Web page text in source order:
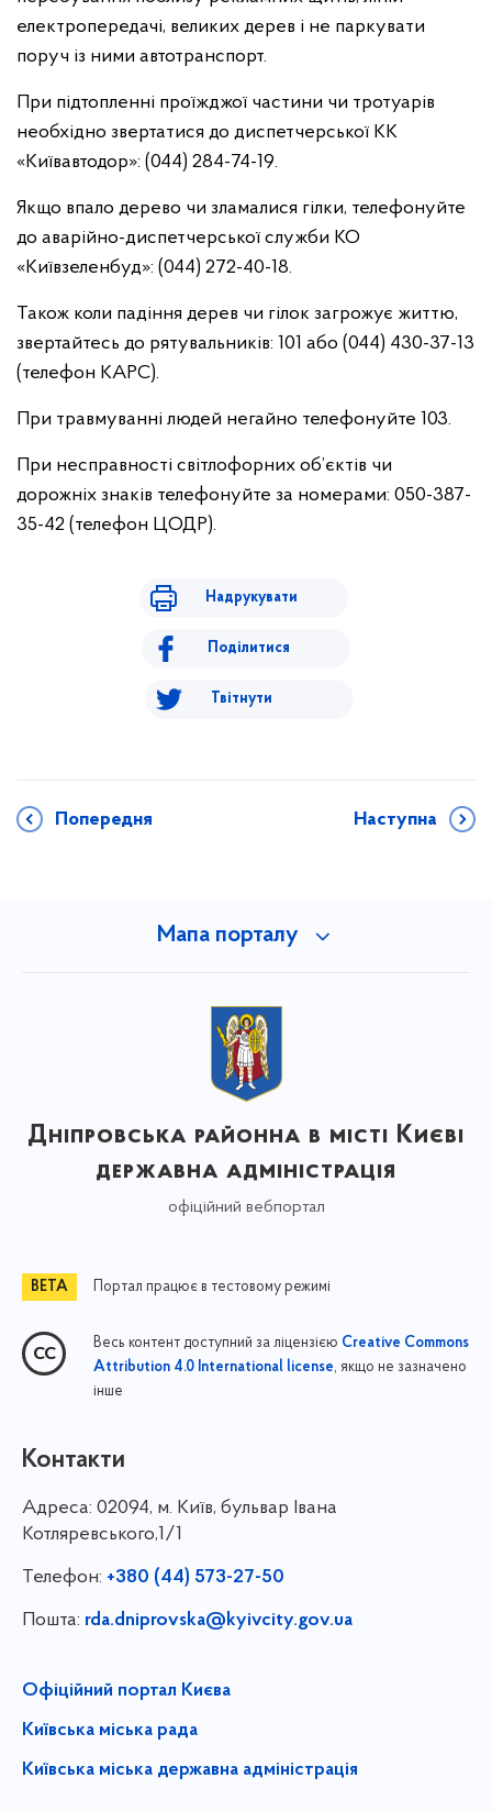
електропередачі, великих дерев і не паркувати
поруч із ними автотранспорт.
При підтопленні проїжджої частини чи тротуарів
необхідно звертатися до диспетчерської КК
«Київавтодор»: (044) 284-74-19.
Якщо впало дерево чи зламалися гілки, телефонуйте
до аварійно-диспетчерської служби КО
«Київзеленбуд»: (044) 272-40-18.
Також коли падіння дерев чи гілок загрожує життю,
звертайтесь до рятувальників: 101 або (044) 430-37-13
(телефон КАРС).
При травмуванні людей негайно телефонуйте 103.
При несправності світлофорних об’єктів чи
дорожніх знаків телефонуйте за номерами: 050-387-
35-42 (телефон ЦОДР).
Надрукувати
Поділитися
Твітнути
Попередня Наступна
Мапа порталу
Дніпровська районна в місті Києві
державна адміністрація
офіційний вебпортал
Портал працює в тестовому режимі
Весь контент доступний за ліцензією Creative Commons
Attribution 4.0 International license, якщо не зазначено
інше
Контакти
Адреса: 02094, м. Київ, бульвар Івана
Котляревського,1/1
Телефон: +380 (44) 573-27-50
Пошта: rda.dniprovska@kyivcity.gov.ua
Офіційний портал Києва
Київська міська рада
Київська міська державна адміністрація